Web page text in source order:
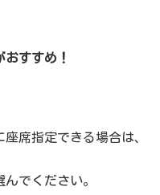
すすめ！
席指定できる場合は、
でください。